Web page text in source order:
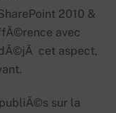
2010 &
avec
cet aspect,
sur la